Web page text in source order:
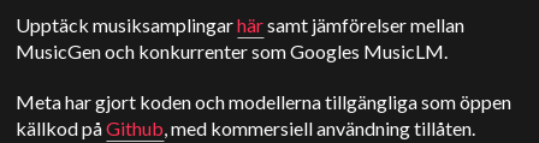
Upptäck musiksamplingarhärsamt jämförelser mellan
MusicGen och konkurrenter som Googles MusicLM.
Meta har gjort koden och modellerna tillgängliga som öppen
källkod påGithub, med kommersiell användning tillåten.